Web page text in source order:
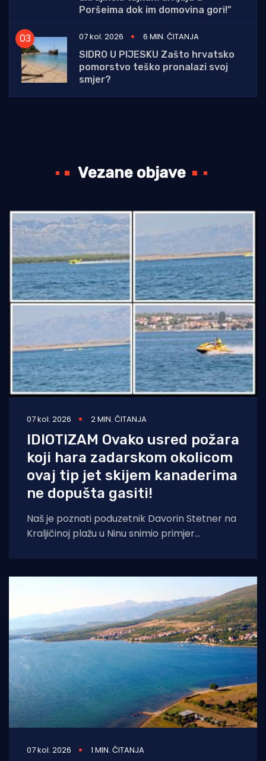
Poršeima dok im domovina gori!"
07 kol. 2026
6 MIN. ČITANJA
SIDRO U PIJESKU Zašto hrvatsko
pomorstvo teško pronalazi svoj
smjer?
Vezane objave
07 kol. 2026 2 MIN. ČITANJA
IDIOTIZAM Ovako usred požara
koji hara zadarskom okolicom
ovaj tip jet skijem kanaderima
ne dopušta gasiti!
Naš je poznati poduzetnik Davorin Stetner na
Kraljičinoj plažu u Ninu snimio primjer
07 kol. 2026 1 MIN. ČITANJA